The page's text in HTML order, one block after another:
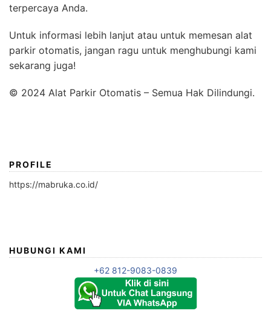
terpercaya Anda.
Untuk informasi lebih lanjut atau untuk memesan alat
parkir otomatis, jangan ragu untuk menghubungi kami
sekarang juga!
© 2024 Alat Parkir Otomatis – Semua Hak Dilindungi.
PROFILE
https://mabruka.co.id/
HUBUNGI KAMI
+62 812-9083-0839